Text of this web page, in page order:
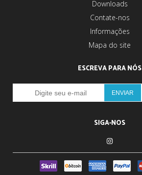
Downloads
Contate-nos
Informações
Mapa do site
ESCREVA PARA NÓS
SIGA-NOS